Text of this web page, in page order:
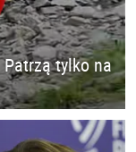
Patrzą tylko na